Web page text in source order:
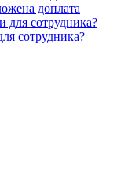
доплата
сотрудника?